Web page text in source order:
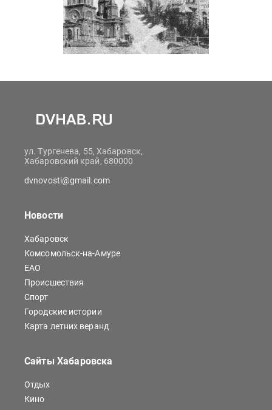
ул. Тургенева, 55, Хабаровск,
Хабаровский край, 680000
dvnovosti@gmail.com
Новости
Хабаровск
Комсомольск-на-Амуре
ЕАО
Происшествия
Спорт
Городские истории
Карта летних веранд
Сайты Хабаровска
Отдых
Кино